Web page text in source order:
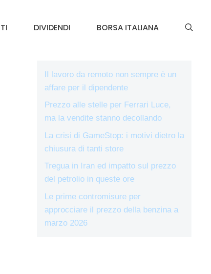
DIVIDENDI BORSA ITALIANA
Il lavoro da remoto non sempre è un
affare per il dipendente
Prezzo alle stelle per Ferrari Luce,
ma la vendite stanno decollando
La crisi di GameStop: i motivi dietro la
chiusura di tanti store
Tregua in Iran ed impatto sul prezzo
del petrolio in queste ore
Le prime contromisure per
approcciare il prezzo della benzina a
marzo 2026